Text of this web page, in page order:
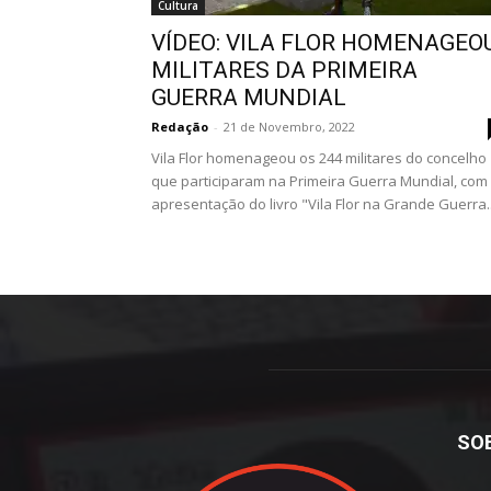
Cultura
VÍDEO: VILA FLOR
MILITARES DA PRIMEIRA
GUERRA MUNDIAL
Redação - 21 de Novembro, 2022
Vila Flor homenageou os 244 militares do concelho
que participaram na Primeira Guerra Mundial, com
apresentação do livro "Vila Flor na Grande